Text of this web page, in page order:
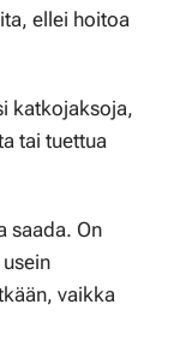
ellei hoitoa
katkojaksoja,
tai tuettua
saada. On
vaikka